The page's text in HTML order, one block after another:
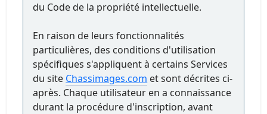
du Code de la propriété intellectuelle.
En raison de leurs fonctionnalités
particulières, des conditions d'utilisation
spécifiques s'appliquent à certains Services
du site Chassimages.com et sont décrites ci-
après. Chaque utilisateur en a connaissance
durant la procédure d'inscription, avant